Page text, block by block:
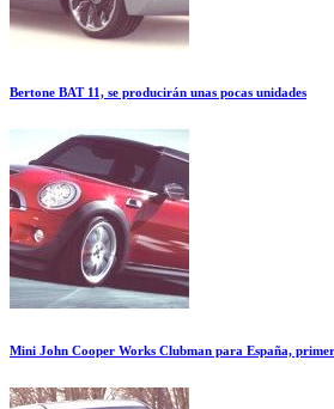
Bertone BAT 11, se producirán unas pocas unidades
Mini John Cooper Works Clubman para España,